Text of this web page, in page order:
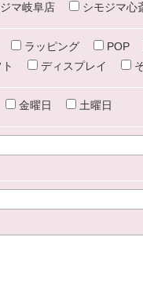
マ岐阜店 シモジマ心
ラッピング POP
ディスプレイ
金曜日 土曜日